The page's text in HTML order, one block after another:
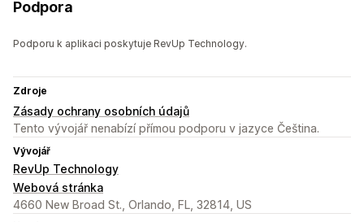
Podpora
Podporu k aplikaci poskytuje RevUp Technology.
Zdroje
Zásady ochrany osobních údajů
Tento vývojář nenabízí přímou podporu v jazyce Čeština.
Vývojář
RevUp Technology
Webová stránka
4660 New Broad St., Orlando, FL, 32814, US